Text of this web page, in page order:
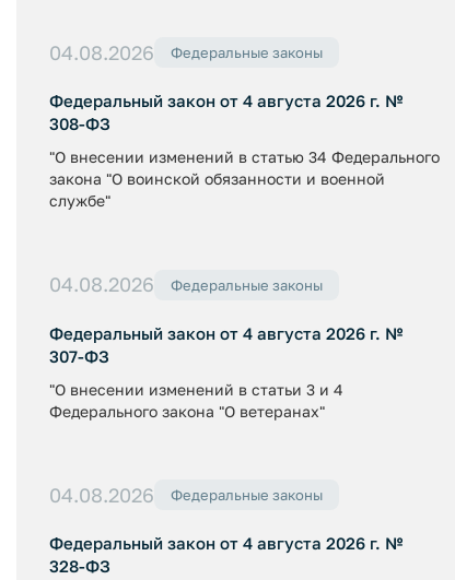
04.08.2026 Федеральные законы
Федеральный закон от 4 августа 2026 г. №
308-ФЗ
"О внесении изменений в статью 34 Федерального
закона "О воинской обязанности и военной
службе"
04.08.2026 Федеральные законы
Федеральный закон от 4 августа 2026 г. №
307-ФЗ
"О внесении изменений в статьи 3 и 4
Федерального закона "О ветеранах"
04.08.2026 Федеральные законы
Федеральный закон от 4 августа 2026 г. №
328-ФЗ